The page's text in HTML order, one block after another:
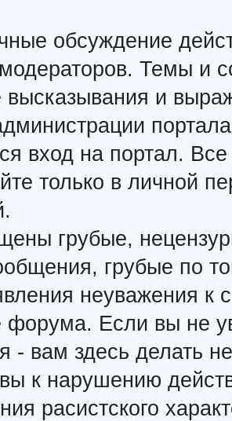
обсуждение
Темы и
и
вход на портал.
только в личной
грубые,
грубые по
неуважения
форума. Если вы не
- вам здесь делать
к нарушению
расистского